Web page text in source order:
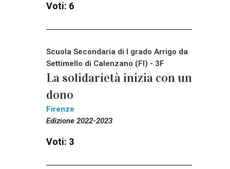
Voti: 6
Scuola Secondaria di I grado Arrigo da
Settimello di Calenzano (FI) - 3F
La solidarietà inizia con un
dono
Firenze
Edizione 2022-2023
Voti: 3